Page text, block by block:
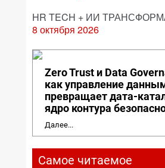
HR TECH + ИИ
8 октября 2026
Zero Trust и Data
как управление
превращает дата-
ядро контура
Далее...
Самое читаемое